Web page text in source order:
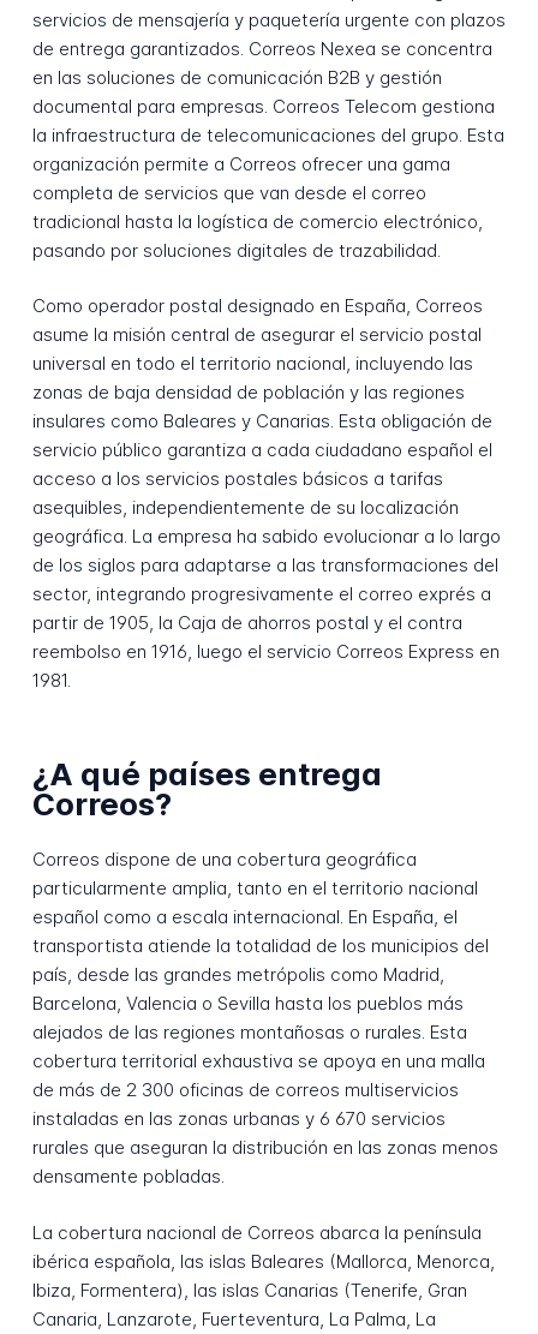
servicios de mensajería y paquetería urgente con plazos
de entrega garantizados. Correos Nexea se concentra
en las soluciones de comunicación B2B y gestión
documental para empresas. Correos Telecom gestiona
la infraestructura de telecomunicaciones del grupo. Esta
organización permite a Correos ofrecer una gama
completa de servicios que van desde el correo
tradicional hasta la logística de comercio electrónico,
pasando por soluciones digitales de trazabilidad.
Como operador postal designado en España, Correos
asume la misión central de asegurar el servicio postal
universal en todo el territorio nacional, incluyendo las
zonas de baja densidad de población y las regiones
insulares como Baleares y Canarias. Esta obligación de
servicio público garantiza a cada ciudadano español el
acceso a los servicios postales básicos a tarifas
asequibles, independientemente de su localización
geográfica. La empresa ha sabido evolucionar a lo largo
de los siglos para adaptarse a las transformaciones del
sector, integrando progresivamente el correo exprés a
partir de 1905, la Caja de ahorros postal y el contra
reembolso en 1916, luego el servicio Correos Express en
1981.
¿A qué países entrega
Correos?
Correos dispone de una cobertura geográfica
particularmente amplia, tanto en el territorio nacional
español como a escala internacional. En España, el
transportista atiende la totalidad de los municipios del
país, desde las grandes metrópolis como Madrid,
Barcelona, Valencia o Sevilla hasta los pueblos más
alejados de las regiones montañosas o rurales. Esta
cobertura territorial exhaustiva se apoya en una malla
de más de 2 300 oficinas de correos multiservicios
instaladas en las zonas urbanas y 6 670 servicios
rurales que aseguran la distribución en las zonas menos
densamente pobladas.
La cobertura nacional de Correos abarca la península
ibérica española, las islas Baleares (Mallorca, Menorca,
Ibiza, Formentera), las islas Canarias (Tenerife, Gran
Canaria, Lanzarote, Fuerteventura, La Palma, La